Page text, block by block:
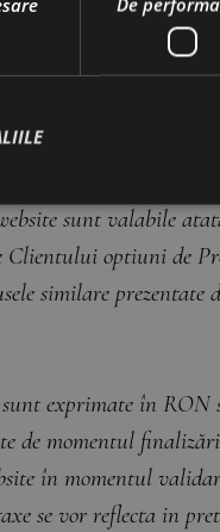
o comandă.
pe website nu
au doar scop
ofertelor
sunt valabile
optiuni de
similare prezentate
exprimate în
de momentul
în momentul
se vor reflecta in